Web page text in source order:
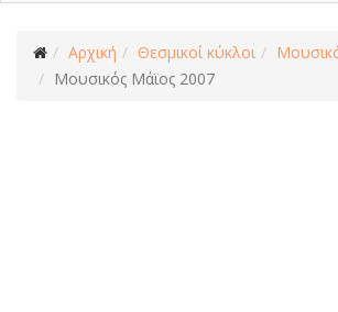
Αρχική Θεσμικοί κύκλοι
Μουσικός Μάϊος 2007